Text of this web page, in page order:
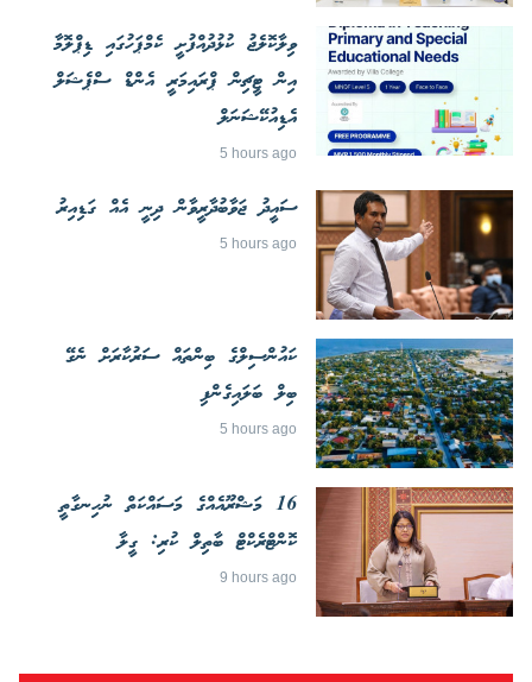
ވިލާކޮލެޖު ކުޅުދުއްފުށީ ކެމްޕަހުގައި ޑިޕްލޮމާ
އިން ޓީޗިން ޕްރައިމަރީ އެންޑް ސްޕެޝަލް
އެޑިއުކޭޝަނަލް
5 hours ago
ސައީދު ޖަވާބުދާރީވާން ދިނީ އެއް ގަޑިއިރު
5 hours ago
ކައުންސިލްގެ ބިންތައް ސަރުކާރަށް ނެގޭ
ބިލް ބަލައިގެންފި
5 hours ago
16 މަޝްރޫއެއްގެ މަސައްކަތް ނުހިނގާތީ
ކޮންޓްރެކްޓް ބާތިލް ކުރި: ގީލާ
9 hours ago